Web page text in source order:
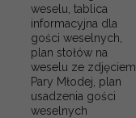
weselu, tablica
informacyjna dla
gości weselnych,
plan stołów na
weselu ze zdjęciem
Pary Młodej, plan
usadzenia gości
weselnych